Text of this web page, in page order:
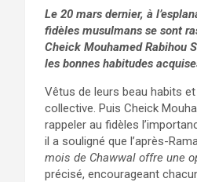
Le 20 mars dernier, à
fidèles musulmans se sont
Cheick Mouhamed Rabihou
les bonnes habitudes
Vêtus de leurs beau habits
collective. Puis Cheick
rappeler au fidèles
il a souligné que l’après-
mois de Chawwal offre une
précisé, encourageant